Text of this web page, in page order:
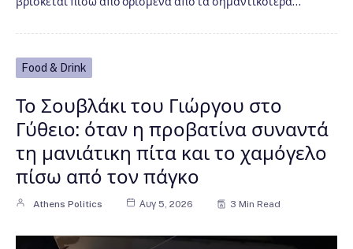
Food & Drink
Το Σουβλάκι του Γιώργου στο
Γύθειο: όταν η προβατίνα συναντά
τη μανιάτικη πίτα και το χαμόγελο
πίσω από τον πάγκο
Athens Politics Αυγ 5, 2026 3 Min Read